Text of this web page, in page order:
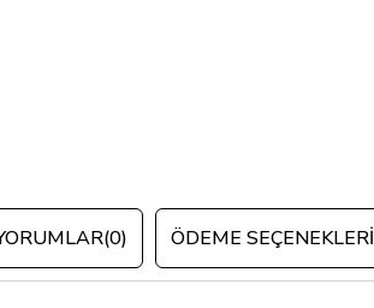
(0) ÖDEME SEÇENEKLERI